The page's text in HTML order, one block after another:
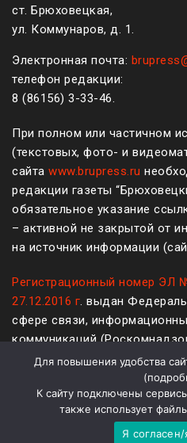
ст. Брюховецкая,
ул. Коммунаров, д. 1.
Электронная почта:
телефон редакции:
8 (861 56) 3-33-46.
При полном или частичном
(текстовых, фото- и
сайта www.brupress.ru
редакции газеты
обязательное указание
– активной не закрытой от
на источник информации
Регистрационный номер ЭЛ
27.12.2016 г. выдан
сфере связи,
коммуникаций
Политика
Для повышения удобства
(
К сайту подключены
также использует
Я согласен/